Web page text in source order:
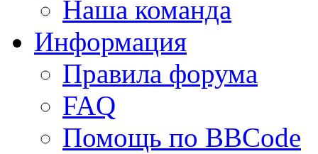
Наша команда
Информация
Правила форума
FAQ
Помощь по BBCode